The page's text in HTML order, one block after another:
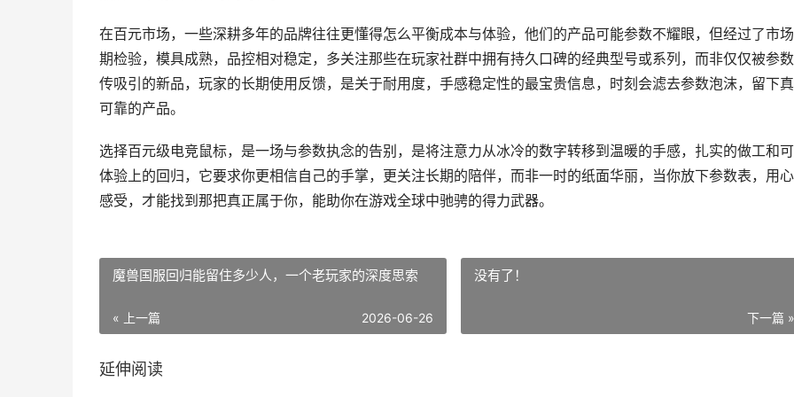
在百元市场，一些深耕多年的品牌往往更懂得怎么平衡成本与体验，他们的产品可能参数不耀眼，但经过了市
期检验，模具成熟，品控相对稳定，多关注那些在玩家社群中拥有持久口碑的经典型号或系列，而非仅仅被参
传吸引的新品，玩家的长期使用反馈，是关于耐用度，手感稳定性的最宝贵信息，时刻会滤去参数泡沫，留下
可靠的产品。
选择百元级电竞鼠标，是一场与参数执念的告别，是将注意力从冰冷的数字转移到温暖的手感，扎实的做工和
体验上的回归，它要求你更相信自己的手掌，更关注长期的陪伴，而非一时的纸面华丽，当你放下参数表，用
感受，才能找到那把真正属于你，能助你在游戏全球中驰骋的得力武器。
魔兽国服回归能留住多少人，一个老玩家的深度思索
« 上一篇 2026-06-26
没有了！
下一篇 »
延伸阅读